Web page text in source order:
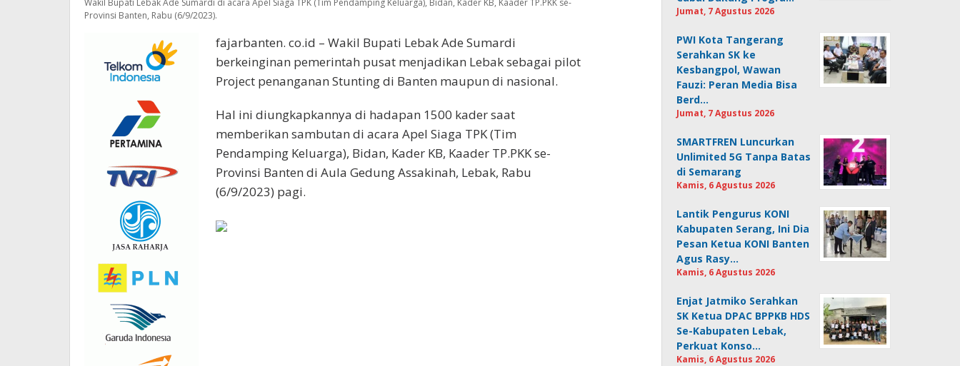
Provinsi Banten, Rabu (6/9/2023).
fajarbanten. co.id – Wakil Bupati Lebak Ade Sumardi
berkeinginan pemerintah pusat menjadikan Lebak sebagai pilot
Project penanganan Stunting di Banten maupun di nasional.
Hal ini diungkapkannya di hadapan 1500 kader saat
memberikan sambutan di acara Apel Siaga TPK (Tim
Pendamping Keluarga), Bidan, Kader KB, Kaader TP.PKK se-
Provinsi Banten di Aula Gedung Assakinah, Lebak, Rabu
(6/9/2023) pagi.
Jumat, 7 Agustus 2026
PWI Kota Tangerang
Serahkan SK ke
Kesbangpol, Wawan
Fauzi: Peran Media Bisa
Berd…
Jumat, 7 Agustus 2026
SMARTFREN Luncurkan
Unlimited 5G Tanpa Batas
di Semarang
Kamis, 6 Agustus 2026
Lantik Pengurus KONI
Kabupaten Serang, Ini Dia
Pesan Ketua KONI Banten
Agus Rasy…
Kamis, 6 Agustus 2026
Enjat Jatmiko Serahkan
SK Ketua DPAC BPPKB HDS
Se-Kabupaten Lebak,
Perkuat Konso…
Kamis, 6 Agustus 2026